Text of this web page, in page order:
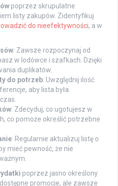
poprzez skrupulatne
listy zakupów. Zidentyfikuj
do nieefektywności, a w
: Zawsze rozpoczynaj od
w lodówce i szafkach. Dzięki
duplikatów.
do potrzeb: Uwzględnij ilość
aby lista była
: Zdecyduj, co ugotujesz w
co pomoże określić potrzebne
: Regularnie aktualizuj listę o
mieć pewność, że nie
poprzez jasno określony
promocje, ale zawsze